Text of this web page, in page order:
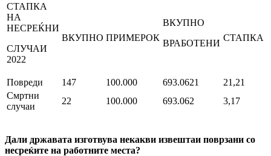
СТАПКА
НА
НЕСРЕЌНИ
СЛУЧАИ
2022
ВКУПНО ПРИМЕРОК
ВКУПНО
ВРАБОТЕНИ
СТАПКА
Повреди 147 100.000 693.0621
21,21
Смртни
случаи
22 100.000 693.062 3,17
Дали државата изготвува некакви извештаи поврзани со
несреќите на работните места?